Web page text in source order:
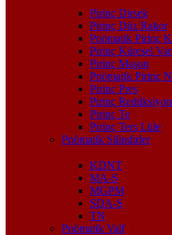
Pirinç Dirsek
Pirinç Düz Rakor
Pnömatik Pirinç
Pirinç Küresel
Pirinç Maşon
Pnömatik Pirinç
Pirinç Pres
Pirinç Redüksiyon
Pirinç Te
Pirinç Ters Lüle
Pnömatik Silindirler
KDNT
MA-S
MGPM
SDA-S
TN
Pnömatik Valf